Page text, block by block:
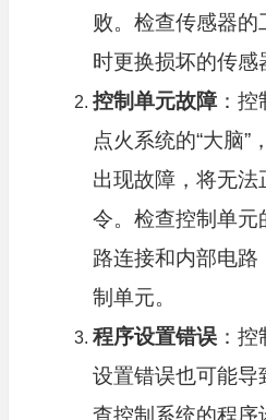
败。检查传感器
时更换损坏的传感
控制单元故障：控
点火系统的“大脑”
出现故障，将无法
令。检查控制单元
路连接和内部电路
制单元。
程序设置错误：控
设置错误也可能导
查控制系统的程序